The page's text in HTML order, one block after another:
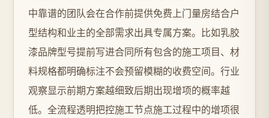
中靠谱的团队会在合作前提供免费上门量房结合户
型结构和业主的全部需求出具专属方案。比如乳胶
漆品牌型号提前写进合同所有包含的施工项目、材
料规格都明确标注不会预留模糊的收费空间。行业
观察显示前期方案越细致后期出现增项的概率越
低。全流程透明把控施工节点施工过程中的增项很